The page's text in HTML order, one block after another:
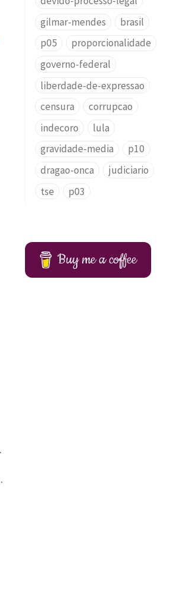
gilmar-mendes
brasil
p05
proporcionalidade
governo-federal
liberdade-de-expressao
censura
corrupcao
indecoro
lula
gravidade-media
p10
dragao-onca
judiciario
tse
p03
Buy me a coffee